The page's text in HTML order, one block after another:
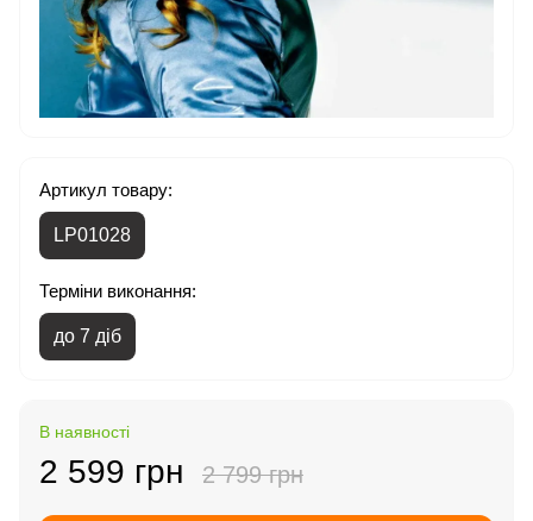
Артикул товару:
LP01028
Терміни виконання:
до 7 діб
В наявності
2 599 грн 2 799 грн